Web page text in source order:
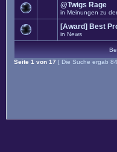
@Twigs Rage
in Meinungen zu
[Award] Best
in News
Seite 1 von 17 [ Die Suche ergab